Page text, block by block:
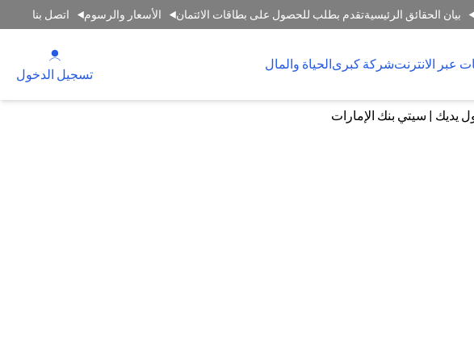
بيان الحقائق الرئيسيةتقدم بطلب للحصول على بطاقات الائتمان الأسعار والرسوم اتصل بنا
عبر الانترنتشركة كبرىالحياة والمال
تسجيل الدخول
يديك | سيتي بنك الإمارات